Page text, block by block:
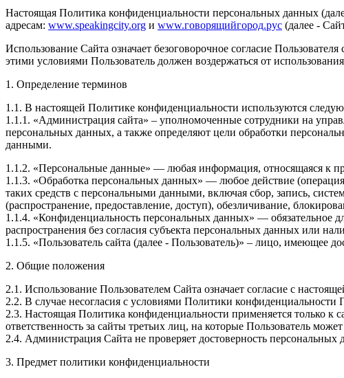
Настоящая Политика конфиденциальности персональных данных
адресам: www.speakingcity.org и www.говорящийгород.рус (далее -
Использование Сайта означает безоговорочное согласие
этими условиями Пользователь должен воздержаться от
1. Определение терминов
1.1. В настоящей Политике конфиденциальности используются
1.1.1. «Администрация сайта» – уполномоченные сотрудники на
персональных данных, а также определяют цели обработки
данными.
1.1.2. «Персональные данные» — любая информация, относящаяся к
1.1.3. «Обработка персональных данных» — любое действие
таких средств с персональными данными, включая сбор, запись,
(распространение, предоставление, доступ), обезличивание,
1.1.4. «Конфиденциальность персональных данных» —
распространения без согласия субъекта персональных данных или
1.1.5. «Пользователь сайта (далее - Пользователь)» – лицо, имеющее
2. Общие положения
2.1. Использование Пользователем Сайта означает согласие с
2.2. В случае несогласия с условиями Политики конфиденциальности
2.3. Настоящая Политика конфиденциальности применяется только к
ответственность за сайты третьих лиц, на которые Пользователь
2.4. Администрация Сайта не проверяет достоверность
3. Предмет политики конфиденциальности